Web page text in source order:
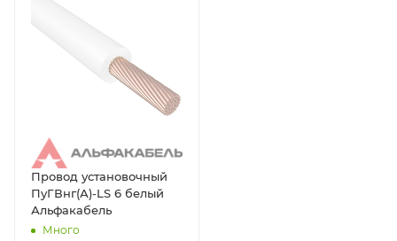
Провод установочный
ПуГВнг(А)-LS 6 белый
Альфакабель
Много